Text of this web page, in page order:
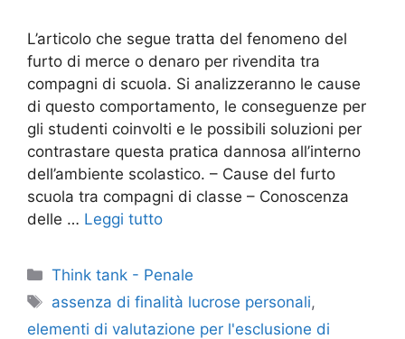
L’articolo che segue tratta del fenomeno del
furto di merce o denaro per rivendita tra
compagni di scuola. Si analizzeranno le cause
di questo comportamento, le conseguenze per
gli studenti coinvolti e le possibili soluzioni per
contrastare questa pratica dannosa all’interno
dell’ambiente scolastico. – Cause del furto
scuola tra compagni di classe – Conoscenza
delle … Leggi tutto
Categorie
Think tank - Penale
Tag
assenza di finalità lucrose personali,
elementi di valutazione per l'esclusione di